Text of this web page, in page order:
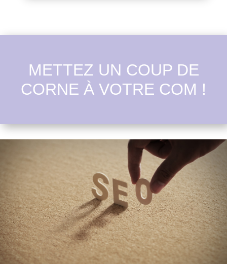
METTEZ UN COUP DE
CORNE À VOTRE COM !